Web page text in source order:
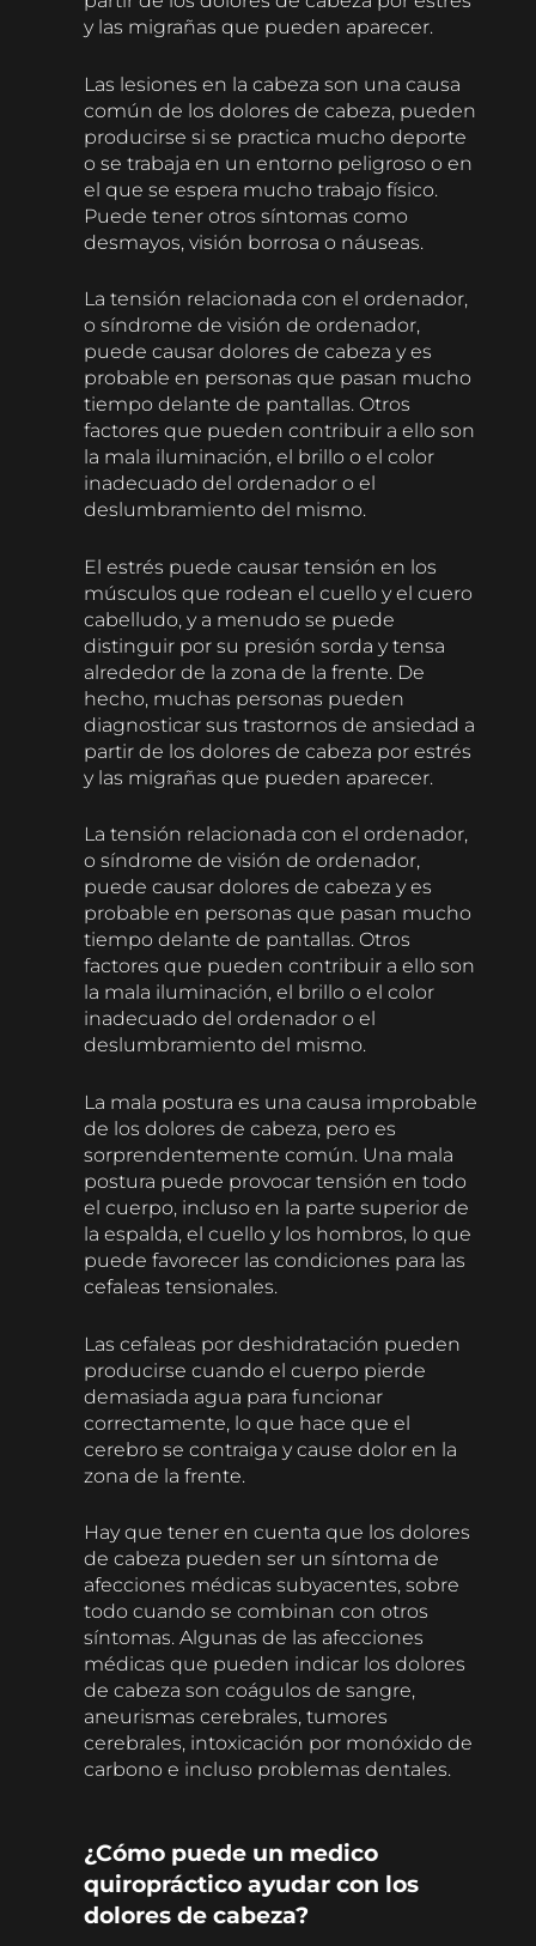
y las migrañas que pueden aparecer.
Las lesiones en la cabeza son una causa
común de los dolores de cabeza, pueden
producirse si se practica mucho deporte
o se trabaja en un entorno peligroso o en
el que se espera mucho trabajo físico.
Puede tener otros síntomas como
desmayos, visión borrosa o náuseas.
La tensión relacionada con el ordenador,
o síndrome de visión de ordenador,
puede causar dolores de cabeza y es
probable en personas que pasan mucho
tiempo delante de pantallas. Otros
factores que pueden contribuir a ello son
la mala iluminación, el brillo o el color
inadecuado del ordenador o el
deslumbramiento del mismo.
El estrés puede causar tensión en los
músculos que rodean el cuello y el cuero
cabelludo, y a menudo se puede
distinguir por su presión sorda y tensa
alrededor de la zona de la frente. De
hecho, muchas personas pueden
diagnosticar sus trastornos de ansiedad a
partir de los dolores de cabeza por estrés
y las migrañas que pueden aparecer.
La tensión relacionada con el ordenador,
o síndrome de visión de ordenador,
puede causar dolores de cabeza y es
probable en personas que pasan mucho
tiempo delante de pantallas. Otros
factores que pueden contribuir a ello son
la mala iluminación, el brillo o el color
inadecuado del ordenador o el
deslumbramiento del mismo.
La mala postura es una causa improbable
de los dolores de cabeza, pero es
sorprendentemente común. Una mala
postura puede provocar tensión en todo
el cuerpo, incluso en la parte superior de
la espalda, el cuello y los hombros, lo que
puede favorecer las condiciones para las
cefaleas tensionales.
Las cefaleas por deshidratación pueden
producirse cuando el cuerpo pierde
demasiada agua para funcionar
correctamente, lo que hace que el
cerebro se contraiga y cause dolor en la
zona de la frente.
Hay que tener en cuenta que los dolores
de cabeza pueden ser un síntoma de
afecciones médicas subyacentes, sobre
todo cuando se combinan con otros
síntomas. Algunas de las afecciones
médicas que pueden indicar los dolores
de cabeza son coágulos de sangre,
aneurismas cerebrales, tumores
cerebrales, intoxicación por monóxido de
carbono e incluso problemas dentales.
¿Cómo puede un medico
quiropráctico ayudar con los
dolores de cabeza?